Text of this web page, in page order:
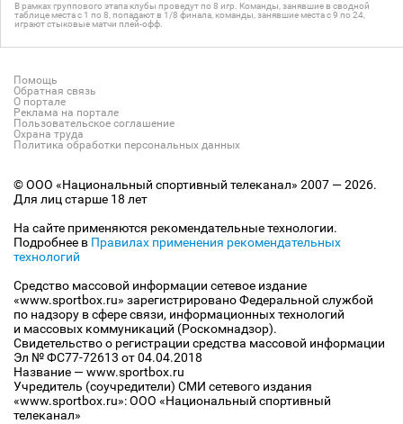
В рамках группового этапа клубы проведут по 8 игр. Команды, занявшие в сводной
таблице места с 1 по 8, попадают в 1/8 финала, команды, занявшие места с 9 по 24,
играют стыковые матчи плей-офф.
Помощь
Обратная связь
О портале
Реклама на портале
Пользовательское соглашение
Охрана труда
Политика обработки персональных данных
© ООО «Национальный спортивный телеканал» 2007 — 2026.
Для лиц старше 18 лет
На сайте применяются рекомендательные технологии.
Подробнее в Правилах применения рекомендательных
технологий
Средство массовой информации сетевое издание
«www.sportbox.ru» зарегистрировано Федеральной службой
по надзору в сфере связи, информационных технологий
и массовых коммуникаций (Роскомнадзор).
Свидетельство о регистрации средства массовой информации
Эл № ФС77-72613 от 04.04.2018
Название — www.sportbox.ru
Учредитель (соучредители) СМИ сетевого издания
«www.sportbox.ru»: ООО «Национальный спортивный
телеканал»